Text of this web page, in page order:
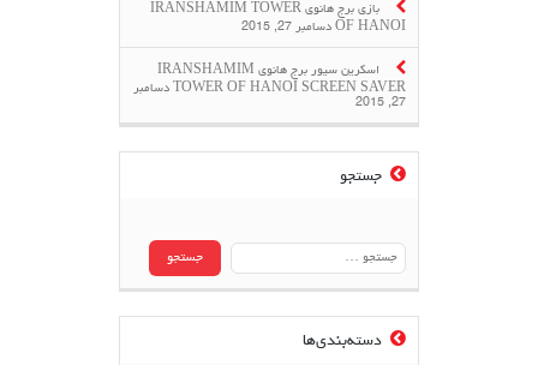
بازی برج هانوی IRANSHAMIM TOWER
OF HANOI دسامبر 27, 2015
اسکرین سیور برج هانوی IRANSHAMIM
TOWER OF HANOI SCREEN SAVER دسامبر
27, 2015
جستجو
دسته‌بندی‌ها